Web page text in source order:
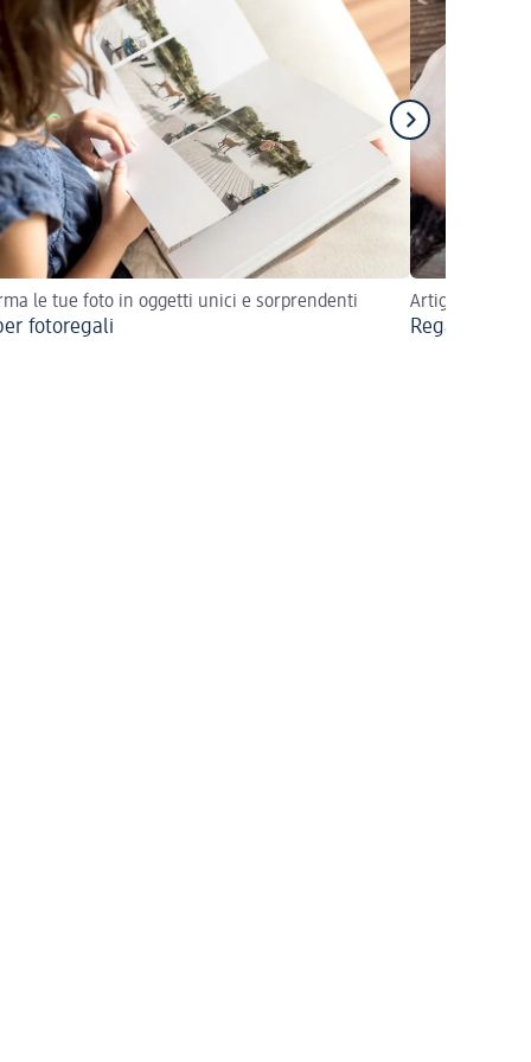
le tue foto in oggetti unici e sorprendenti
fotoregali
Artigianali,
Regali di